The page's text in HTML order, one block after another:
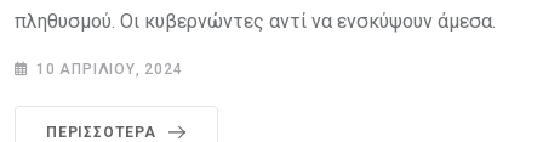
πληθυσμού. Οι κυβερνώντες αντί να ενσκύψουν άμεσα.
10 ΑΠΡΙΛΊΟΥ, 2024
ΠΕΡΙΣΣΌΤΕΡΑ